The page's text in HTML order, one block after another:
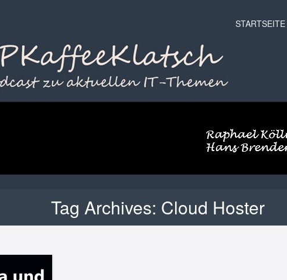
Menu
Skip to content
STARTSEITE
Tag Archives: Cloud Hoster